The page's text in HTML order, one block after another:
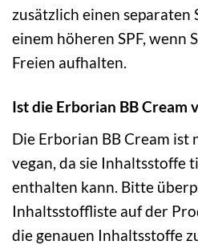
zusätzlich einen separaten
einem höheren SPF, wenn
Freien aufhalten.
Ist die Erborian BB Cream
Die Erborian BB Cream ist
vegan, da sie Inhaltsstoffe
enthalten kann. Bitte
Inhaltsstoffliste auf der
die genauen Inhaltsstoffe